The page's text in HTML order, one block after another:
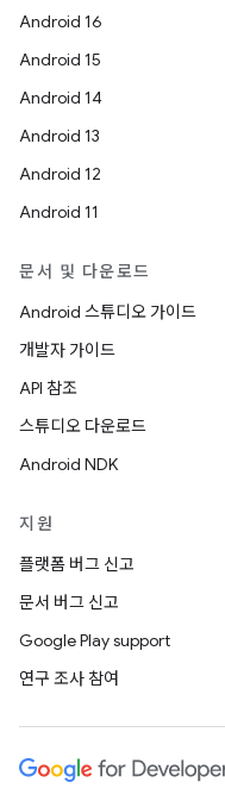
Android 16
Android 15
Android 14
Android 13
Android 12
Android 11
문서 및 다운로드
Android 스튜디오 가이드
개발자 가이드
API 참조
스튜디오 다운로드
Android NDK
지원
플랫폼 버그 신고
문서 버그 신고
Google Play support
연구 조사 참여